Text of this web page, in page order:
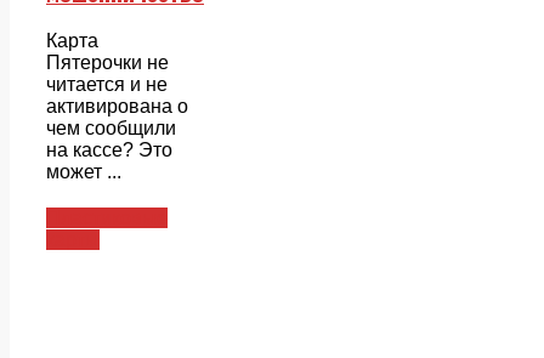
Карта
Пятерочки не
читается и не
активирована о
чем сообщили
на кассе? Это
может ...